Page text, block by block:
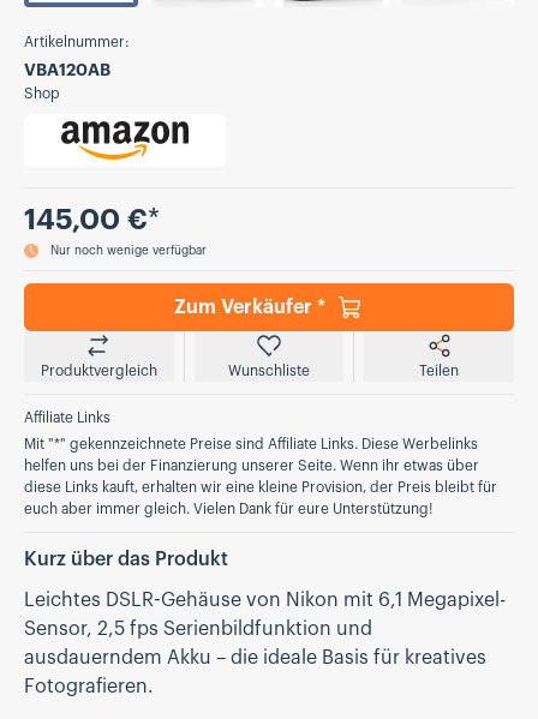
Artikelnummer:
VBA120AB
Shop
Preis
145,00 €*
Nur noch wenige verfügbar
Zum Verkäufer *
Produktvergleich Wunschliste Teilen
Affiliate Links
Mit "*" gekennzeichnete Preise sind Affiliate Links. Diese Werbelinks
helfen uns bei der Finanzierung unserer Seite. Wenn ihr etwas über
diese Links kauft, erhalten wir eine kleine Provision, der Preis bleibt für
euch aber immer gleich. Vielen Dank für eure Unterstützung!
Kurz über das Produkt
Leichtes DSLR-Gehäuse von Nikon mit 6,1 Megapixel-
Sensor, 2,5 fps Serienbildfunktion und
ausdauerndem Akku – die ideale Basis für kreatives
Fotografieren.